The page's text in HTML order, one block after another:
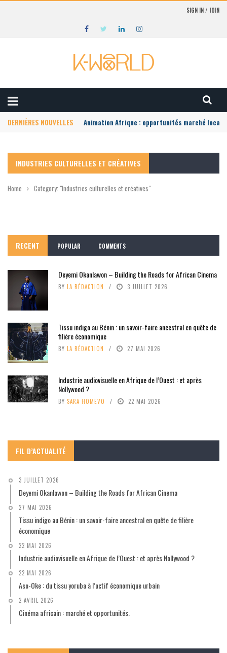
SIGN IN / JOIN
DERNIÈRES NOUVELLES Animation Afrique : opportunités marché local
INDUSTRIES CULTURELLES ET CRÉATIVES
Home › Category: "Industries culturelles et créatives"
RECENT POPULAR COMMENTS
Deyemi Okanlawon – Building the Roads for African Cinema
BY LA RÉDACTION 3 JUILLET 2026
Tissu indigo au Bénin : un savoir-faire ancestral en quête de
filière économique
BY LA RÉDACTION 27 MAI 2026
Industrie audiovisuelle en Afrique de l’Ouest : et après
Nollywood ?
BY SARA HOMEVO 22 MAI 2026
FIL D’ACTUALITÉ
3 JUILLET 2026
Deyemi Okanlawon – Building the Roads for African Cinema
27 MAI 2026
Tissu indigo au Bénin : un savoir-faire ancestral en quête de filière
économique
22 MAI 2026
Industrie audiovisuelle en Afrique de l’Ouest : et après Nollywood ?
22 MAI 2026
Aso-Oke : du tissu yoruba à l’actif économique urbain
2 AVRIL 2026
Cinéma africain : marché et opportunités.